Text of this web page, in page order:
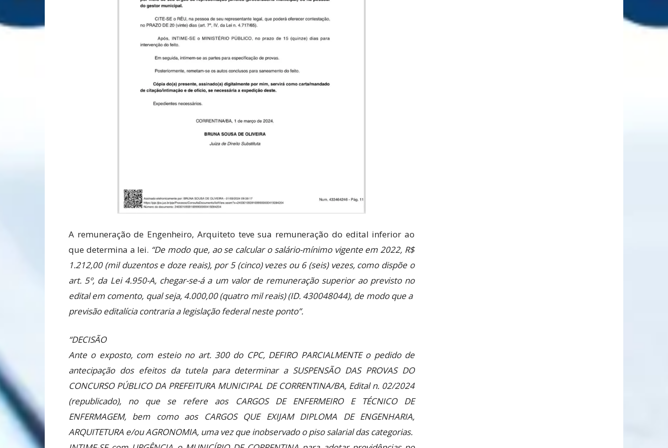
A remuneração de Engenheiro, Arquiteto teve sua remuneração do edital inferior ao
que determina a lei. “De modo que, ao se calcular o salário-mínimo vigente em 2022, R$
1.212,00 (mil duzentos e doze reais), por 5 (cinco) vezes ou 6 (seis) vezes, como dispõe o
art. 5º, da Lei 4.950-A, chegar-se-á a um valor de remuneração superior ao previsto no
edital em comento, qual seja, 4.000,00 (quatro mil reais) (ID. 430048044), de modo que a
previsão editalícia contraria a legislação federal neste ponto”.
“DECISÃO
Ante o exposto, com esteio no art. 300 do CPC, DEFIRO PARCIALMENTE o pedido de
antecipação dos efeitos da tutela para determinar a SUSPENSÃO DAS PROVAS DO
CONCURSO PÚBLICO DA PREFEITURA MUNICIPAL DE CORRENTINA/BA, Edital n. 02/2024
(republicado), no que se refere aos CARGOS DE ENFERMEIRO E TÉCNICO DE
ENFERMAGEM, bem como aos CARGOS QUE EXIJAM DIPLOMA DE ENGENHARIA,
ARQUITETURA e/ou AGRONOMIA, uma vez que inobservado o piso salarial das categorias.